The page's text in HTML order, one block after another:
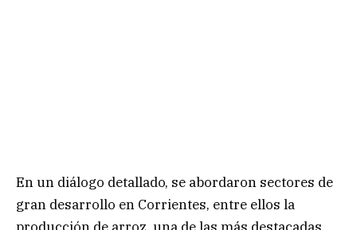
En un diálogo detallado, se abordaron sectores de
gran desarrollo en Corrientes, entre ellos la